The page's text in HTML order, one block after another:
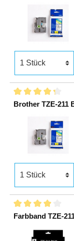
Brother TZE-211